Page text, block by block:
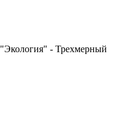
- Трехмерный